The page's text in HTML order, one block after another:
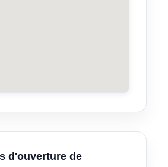
d'ouverture de